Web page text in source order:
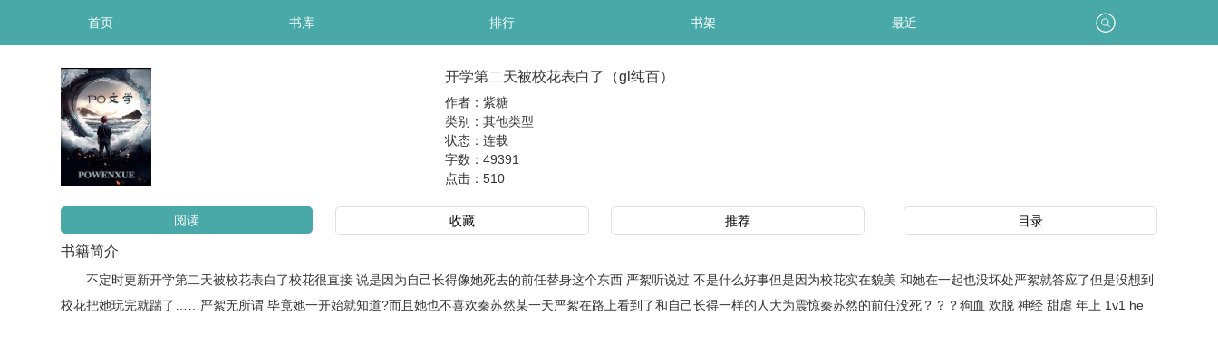
首页 书库 排行 书架 最近
开学第二天被校花表白了（gl纯百）
作者：紫糖
类别：其他类型
状态：连载
字数：49391
点击： 510
阅读 收藏 推荐 目录
书籍简介
不定时更新开学第二天被校花表白了校花很直接 说是因为自己长得像她死去的前任替身这个东西 严絮听说过 不是什么好事但是因为校花实在貌美 和她在一起也没坏处严絮就答应了但是没想到
校花把她玩完就踹了……严絮无所谓 毕竟她一开始就知道?而且她也不喜欢秦苏然某一天严絮在路上看到了和自己长得一样的人大为震惊秦苏然的前任没死？？？狗血 欢脱 神经 甜虐 年上 1v1 he